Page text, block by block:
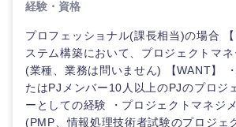
ご希望の職種を選択してくだ
ご希望の職種を選択してくだ
ご希望の業界を選択してくだ
ご希望の勤務地を選択してく
ご希望条件を入力ください
経験・資格
プロフェッショナル(課長相当)の場合
ステム構築において、プロジェクトマ
(業種、業務は問いません) 【WANT】
たはPJメンバー10人以上のPJのプロジ
ーとしての経験 ・プロジェクトマネジ
(PMP、情報処理技術者試験のプロジェ